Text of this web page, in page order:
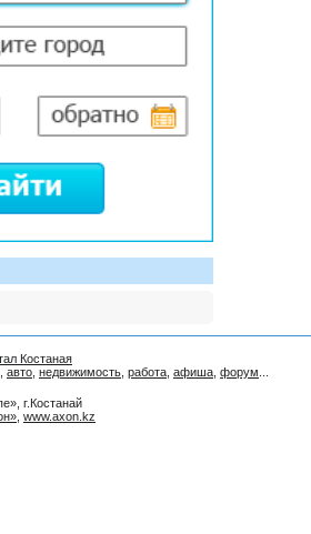
Костаная
авто недвижимость работа афиша форум
г.Костанай
www.axon.kz